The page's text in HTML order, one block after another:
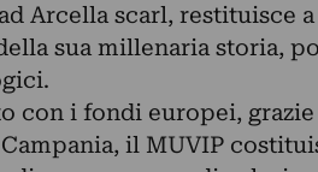
Arcella scarl, restituisce
sua millenaria storia,
con i fondi europei,
il MUVIP